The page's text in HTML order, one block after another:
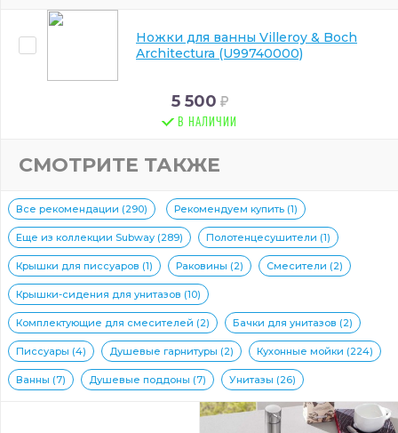
Ножки для ванны Villeroy & Boch
Architectura (U99740000)
5 500
В НАЛИЧИИ
СМОТРИТЕ ТАКЖЕ
Все рекомендации (290) Рекомендуем купить (1)
Еще из коллекции Subway (289) Полотенцесушители (1)
Крышки для писсуаров (1) Раковины (2) Смесители (2)
Крышки-сидения для унитазов (10)
Комплектующие для смесителей (2) Бачки для унитазов (2)
Писсуары (4) Душевые гарнитуры (2) Кухонные мойки (224)
Ванны (7) Душевые поддоны (7) Унитазы (26)